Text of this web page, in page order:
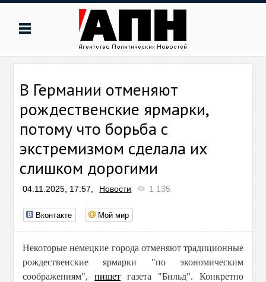
В Германии отменяют
рождественские ярмарки,
потому что борьба с
экстремизмом сделала их
слишком дорогими
04.11.2025, 17:57, Новости 1 135
Вконтакте Мой мир
Некоторые немецкие города отменяют традиционные
рождественские ярмарки "по экономическим
соображениям",пишет газета "Бильд". Конкретно